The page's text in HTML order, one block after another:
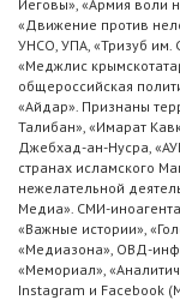
Иеговы», «Армия воли
«Движение против
УНСО, УПА, «Тризуб им.
«Меджлис
общероссийская
«Айдар». Признаны
Талибан», «Имарат
Джебхад-ан-Нусра,
странах исламского
нежелательной
Медиа». СМИ-
«Важные истории»,
«Медиазона», ОВД-
«Мемориал»,
Instagram и Facebook